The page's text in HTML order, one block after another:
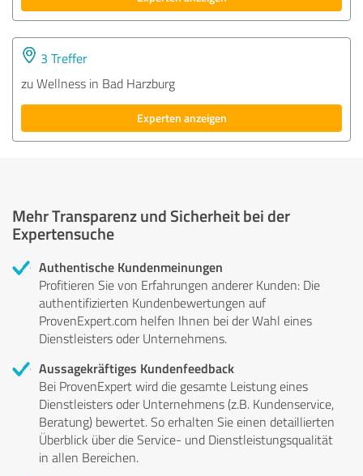
3 Treffer
zu Wellness in Bad Harzburg
Experten anzeigen
Mehr Transparenz und Sicherheit bei der
Expertensuche
Authentische Kundenmeinungen
Profitieren Sie von Erfahrungen anderer Kunden: Die
authentifizierten Kundenbewertungen auf
ProvenExpert.com helfen Ihnen bei der Wahl eines
Dienstleisters oder Unternehmens.
Aussagekräftiges Kundenfeedback
Bei ProvenExpert wird die gesamte Leistung eines
Dienstleisters oder Unternehmens (z.B. Kundenservice,
Beratung) bewertet. So erhalten Sie einen detaillierten
Überblick über die Service- und Dienstleistungsqualität
in allen Bereichen.